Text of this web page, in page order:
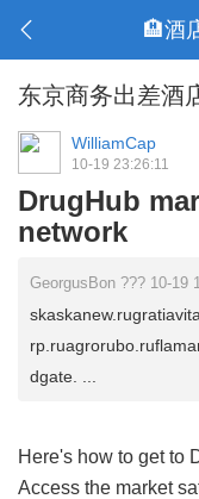
🏨酒
东京商务出差酒
WilliamCap
10-19 23:26:11
DrugHub
network
GeorgusBon ??? 10-19
dgate. ...
Here's how to get to
Access the market